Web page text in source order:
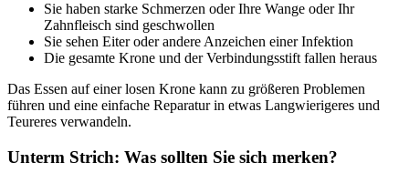
Sie haben starke Schmerzen oder Ihre Wange oder Ihr
Zahnfleisch sind geschwollen
Sie sehen Eiter oder andere Anzeichen einer Infektion
Die gesamte Krone und der Verbindungsstift fallen heraus
Das Essen auf einer losen Krone kann zu größeren Problemen
führen und eine einfache Reparatur in etwas Langwierigeres und
Teureres verwandeln.
Unterm Strich: Was sollten Sie sich merken?